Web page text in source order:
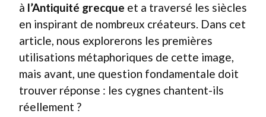
à l’Antiquité grecque et a traversé les siècles
en inspirant de nombreux créateurs. Dans cet
article, nous explorerons les premières
utilisations métaphoriques de cette image,
mais avant, une question fondamentale doit
trouver réponse : les cygnes chantent-ils
réellement ?